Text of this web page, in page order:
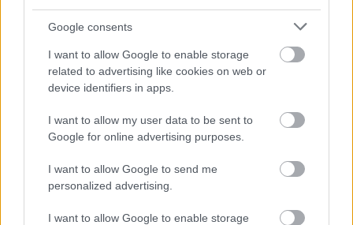
Google consents
I want to allow Google to enable storage
related to advertising like cookies on web or
device identifiers in apps.
I want to allow my user data to be sent to
Google for online advertising purposes.
I want to allow Google to send me
personalized advertising.
I want to allow Google to enable storage